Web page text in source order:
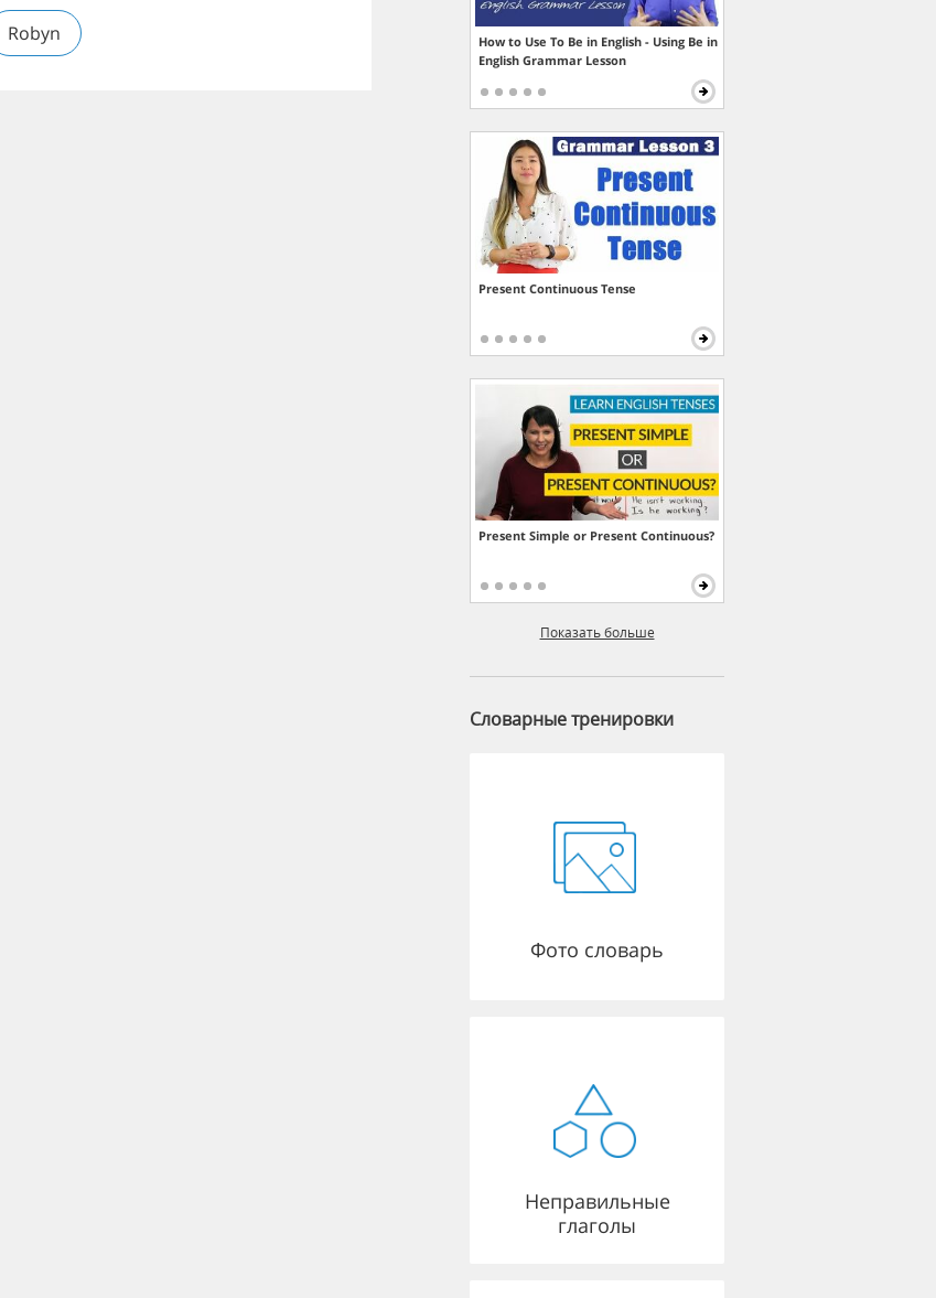
Robyn
How to Use To Be in English - Using Be in
English Grammar Lesson
Present Continuous Tense
Present Simple or Present Continuous?
Показать больше
Словарные тренировки
Фото словарь
Неправильные
глаголы